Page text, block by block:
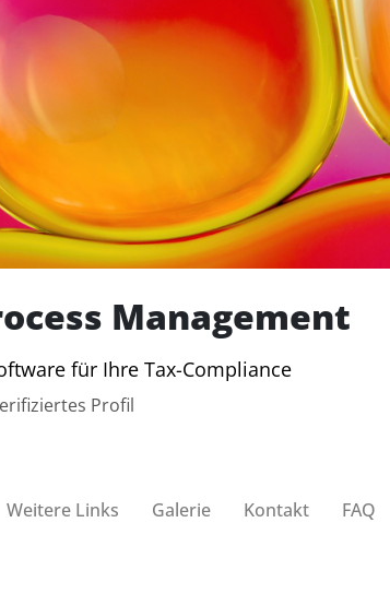
Management
für Ihre Tax-Compliance
Profil
Weitere Links Galerie Kontakt FAQ